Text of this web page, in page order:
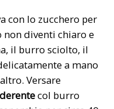
con lo zucchero per
non diventi chiaro e
il burro sciolto, il
a mano
Versare
col burro